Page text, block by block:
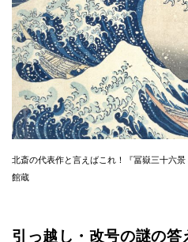
北斎の代表作と言えばこれ！『冨嶽三十六
館蔵
引っ越し・改号の謎の答